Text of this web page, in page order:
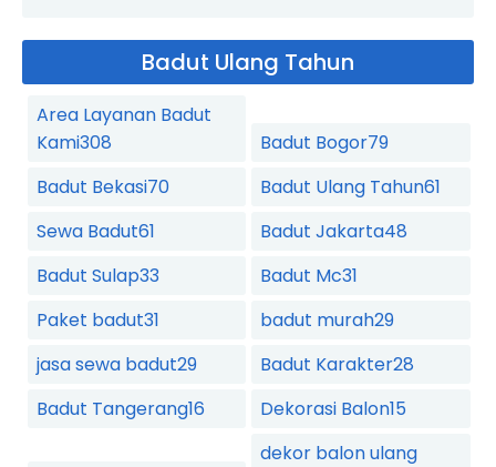
Badut Ulang Tahun
Area Layanan Badut
Kami308 Badut Bogor79
Badut Bekasi70 Badut Ulang Tahun61
Sewa Badut61 Badut Jakarta48
Badut Sulap33 Badut Mc31
Paket badut31 badut murah29
jasa sewa badut29 Badut Karakter28
Badut Tangerang16 Dekorasi Balon15
dekor balon ulang